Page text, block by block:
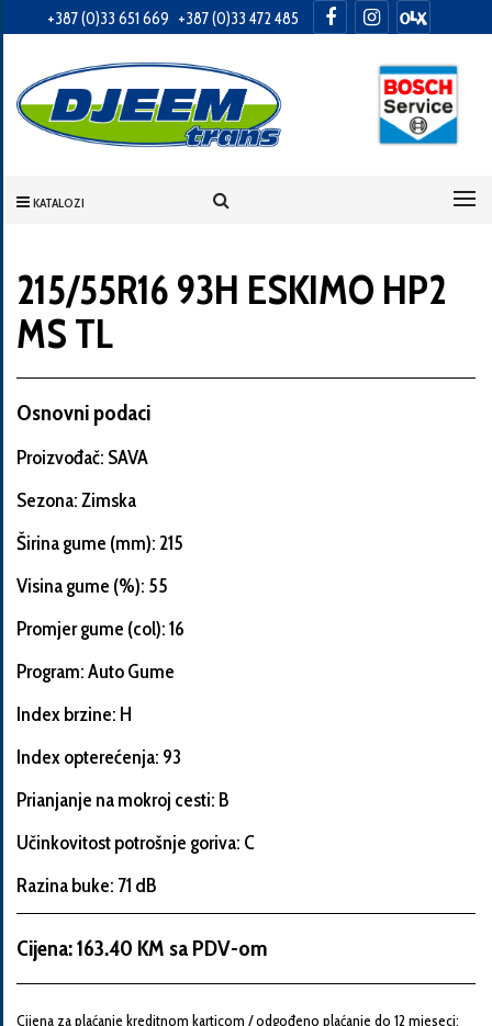
+387 (0)33 651 669 +387 (0)33 472 485
KATALOZI
Informacije
o
Vaša
Broj
Informacije
o
automobila
motora
215/55R16 93H ESKIMO HP2
MS TL
Osnovni podaci
Proizvođač: SAVA
Sezona: Zimska
Širina gume (mm): 215
Visina gume (%): 55
Promjer gume (col): 16
Program: Auto Gume
Index brzine: H
Index opterećenja: 93
Prianjanje na mokroj cesti: B
Učinkovitost potrošnje goriva: C
Razina buke: 71 dB
Cijena: 163.40 KM sa PDV-om
Cijena za plaćanje kreditnom karticom / odgođeno plaćanje do 12 mjeseci: